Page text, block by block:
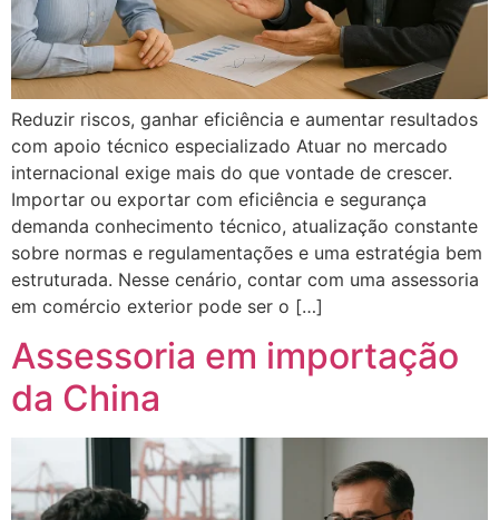
Reduzir riscos, ganhar eficiência e aumentar resultados
com apoio técnico especializado Atuar no mercado
internacional exige mais do que vontade de crescer.
Importar ou exportar com eficiência e segurança
demanda conhecimento técnico, atualização constante
sobre normas e regulamentações e uma estratégia bem
estruturada. Nesse cenário, contar com uma assessoria
em comércio exterior pode ser o […]
Assessoria em importação
da China